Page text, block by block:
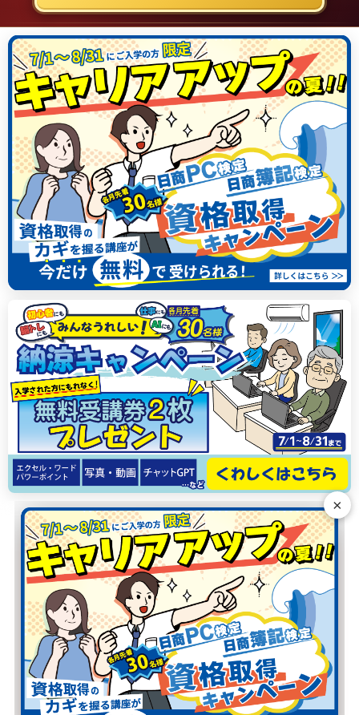
×
STRENGTHS
当校が選ばれる4つの理由
01 スケジュール自由自在
火水金は夜20:30まで開講。
お仕事帰りでも、ご都合の良い時間
に通えます。